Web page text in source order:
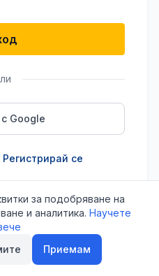
Google
Регистрирай се
за подобряване на
и аналитика. Научете
Приемам